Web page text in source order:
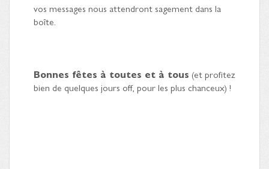
vos messages nous attendront sagement dans la
boîte.
Bonnes fêtes à toutes et à tous (et profitez
bien de quelques jours off, pour les plus chanceux) !